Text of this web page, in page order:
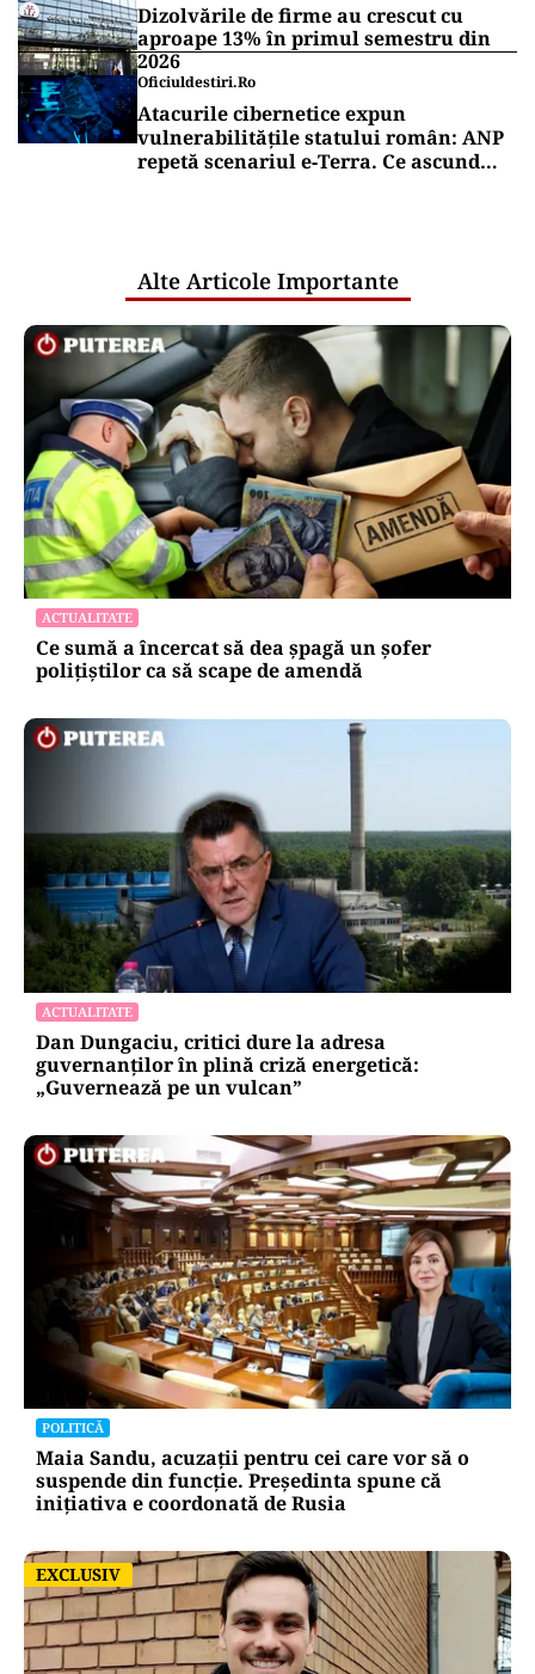
Dizolvările de firme au crescut cu
aproape 13% în primul semestru din
2026
Oficiuldestiri.ro
Atacurile cibernetice expun
vulnerabilitățile statului român: ANP
repetă scenariul e‑Terra. Ce ascund
Alte Articole Importante
ACTUALITATE
Ce sumă a încercat să dea șpagă un șofer
polițiștilor ca să scape de amendă
ACTUALITATE
Dan Dungaciu, critici dure la adresa
guvernanților în plină criză energetică:
„Guvernează pe un vulcan”
POLITICĂ
Maia Sandu, acuzații pentru cei care vor să o
suspende din funcție. Președinta spune că
inițiativa e coordonată de Rusia
EXCLUSIV
EXCLUSIV